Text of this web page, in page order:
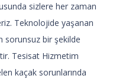
sizlere her zaman
Teknolojide yaşanan
sorunsuz bir şekilde
Tesisat Hizmetim
kaçak sorunlarında